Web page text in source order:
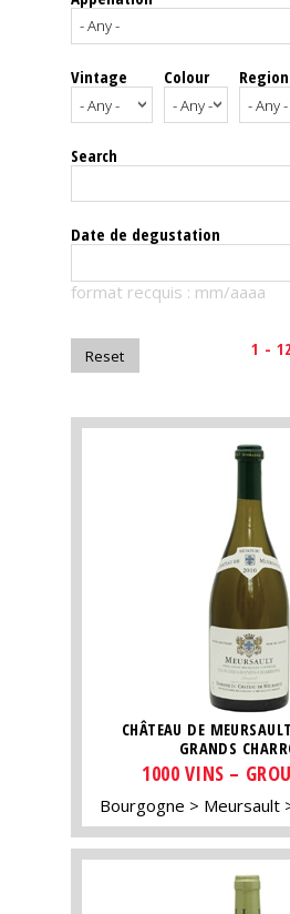
events
Spirits
Tasting
reviews
The
magazine
Magazine
Vintage Colour
Search
Date de degustation
format recquis : mm/aaaa
1 -
CHÂTEAU DE
GRANDS
1000 VINS –
Bourgogne Meursault